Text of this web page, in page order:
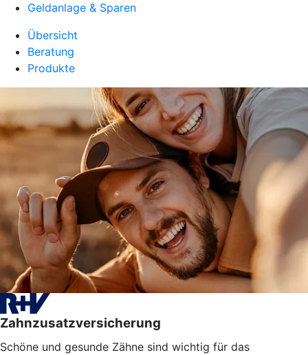
Geldanlage & Sparen
Übersicht
Beratung
Produkte
Zahnzusatzversicherung
Schöne und gesunde Zähne sind wichtig für das